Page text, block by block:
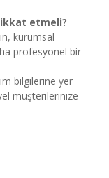
etmeli?
kurumsal
profesyonel bir
bilgilerine yer
müşterilerinize